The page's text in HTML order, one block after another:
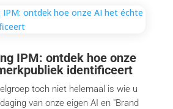
IPM: ontdek hoe onze
identificeert
toch niet helemaal is wie u
van onze eigen AI en "Brand